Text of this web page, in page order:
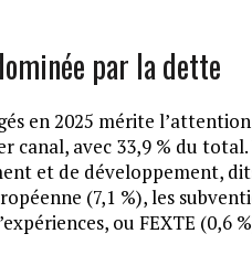
par la dette
en 2025 mérite
canal, avec 33,9 % du
et de développement,
(7,1 %), les
ou FEXTE (0,6